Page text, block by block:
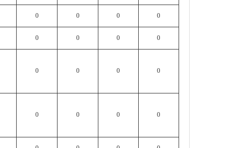
0 0 0 0
0 0 0 0
0 0 0 0
0 0 0 0